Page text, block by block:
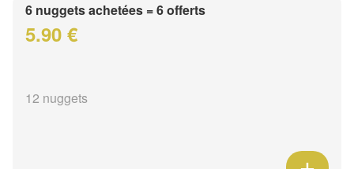
6 nuggets achetées = 6 offerts
5.90 €
12 nuggets